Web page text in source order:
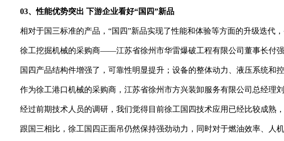
03、性能优势突出 下游企业看好“国四”新品
相对于国三标准的产品，“国四”新品实现了性能和体验等方面的升级迭代，
徐工挖掘机械的采购商——江苏省徐州市华雷爆破工程有限公司董事长付强
国四产品结构件增强了，可靠性明显提升；设备的整体动力、液压系统和控
作为徐工港口机械的采购商，江苏省徐州市方兴装卸服务有限公司总经理刘
经过前期技术人员的调研，我们觉得目前徐工国四技术应用已经比较成熟，
跟国三相比，徐工国四正面吊仍然保持强劲动力，同时对于燃油效率、人机